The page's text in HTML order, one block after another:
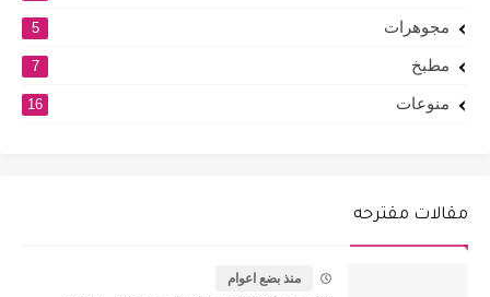
مجوهرات 5
مطبخ 7
منوعات 16
مقالات مقترحه
منذ بضع اعوام